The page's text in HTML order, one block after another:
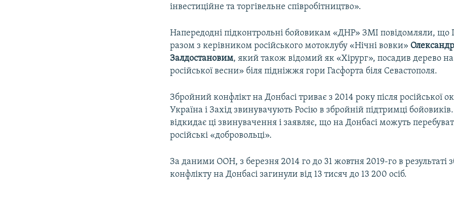
інвестиційне та торгівельне співробітництво».
Напередодні підконтрольні бойовикам «ДНР» ЗМІ повідомляли,
разом з керівником російського мотоклубу «Нічні вовки»
Залдостановим, який також відомий як «Хірург», посадив дерево на
російської весни» біля підніжжя гори Гасфорта біля Севастополя.
Збройний конфлікт на Донбасі триває з 2014 року після російської
Україна і Захід звинувачують Росію в збройній підтримці
відкидає ці звинувачення і заявляє, що на Донбасі можуть
російські «добровольці».
За даними ООН, з березня 2014 го до 31 жовтня 2019-го в результаті
конфлікту на Донбасі загинули від 13 тисяч до 13 200 осіб.